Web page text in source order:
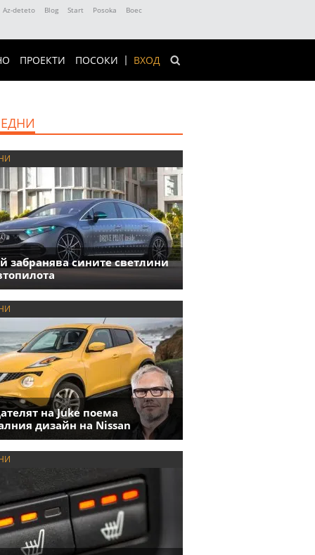
Az-deteto Blog Start Posoka
Boec
ВХОД
ПРОЕКТИ ПОСОКИ
забранява сините светлини
на Juke поема
дизайн на Nissan